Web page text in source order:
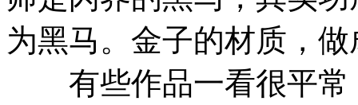
为黑马。金子的材质，
有些作品一看很平常